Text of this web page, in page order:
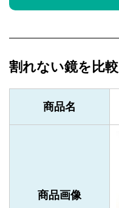
割れない鏡を比較
商品名
商品画像